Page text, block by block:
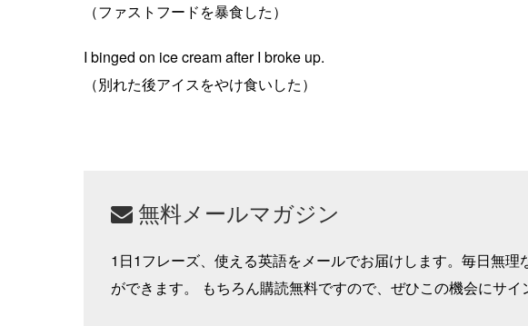
（ファストフードを暴食した）
I binged on ice cream after I broke up.
（別れた後アイスをやけ食いした）
無料メールマガジン
1日1フレーズ、使える英語をメールでお届けします。毎日無
ができます。 もちろん購読無料ですので、ぜひこの機会にサイ